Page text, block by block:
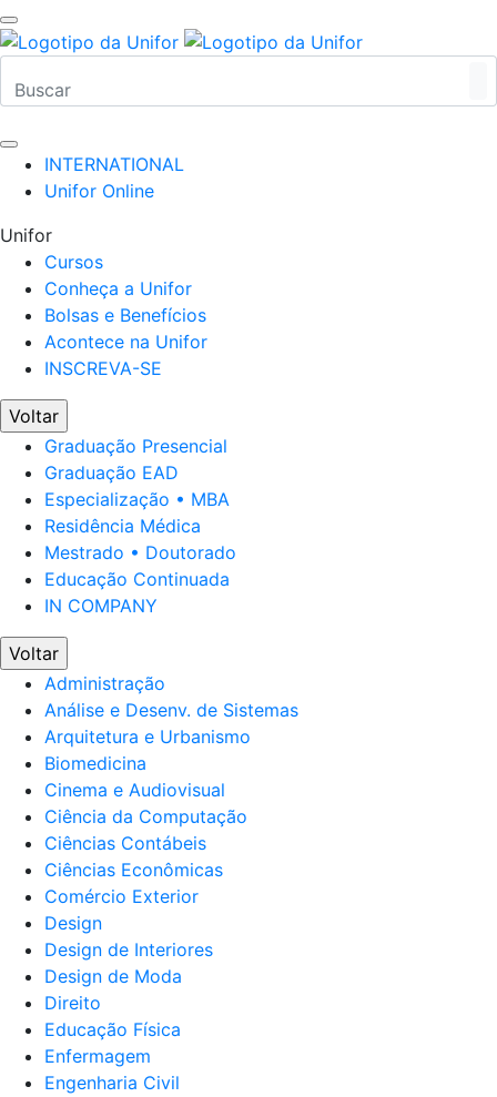
INTERNATIONAL
Unifor Online
Unifor
Cursos
Conheça a Unifor
Bolsas e Benefícios
Acontece na Unifor
INSCREVA-SE
Voltar
Graduação Presencial
Graduação EAD
Especialização • MBA
Residência Médica
Mestrado • Doutorado
Educação Continuada
IN COMPANY
Voltar
Administração
Análise e Desenv. de Sistemas
Arquitetura e Urbanismo
Biomedicina
Cinema e Audiovisual
Ciência da Computação
Ciências Contábeis
Ciências Econômicas
Comércio Exterior
Design
Design de Interiores
Design de Moda
Direito
Educação Física
Enfermagem
Engenharia Civil